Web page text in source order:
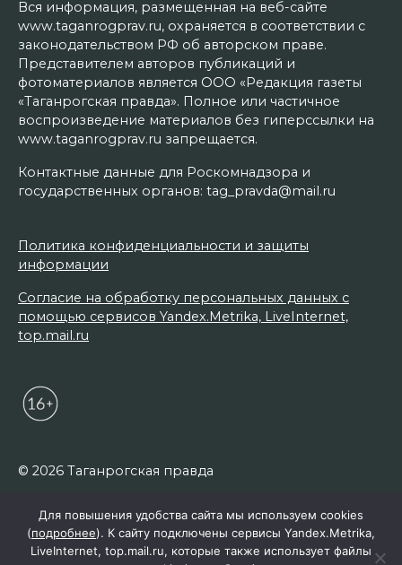
Вся информация, размещенная на веб-сайте
www.taganrogprav.ru, охраняется в соответствии с
законодательством РФ об авторском праве.
Представителем авторов публикаций и
фотоматериалов является ООО «Редакция газеты
«Таганрогская правда». Полное или частичное
воспроизведение материалов без гиперссылки на
www.taganrogprav.ru запрещается.
Контактные данные для Роскомнадзора и
государственных органов: tag_pravda@mail.ru
Политика конфиденциальности и защиты
информации
Согласие на обработку персональных данных с
помощью сервисов Yandex.Metrika, LiveInternet,
top.mail.ru
© 2026 Таганрогская правда
Для повышения удобства сайта мы используем cookies
(подробнее). К сайту подключены сервисы Yandex.Metrika,
LiveInternet, top.mail.ru, которые также использует файлы